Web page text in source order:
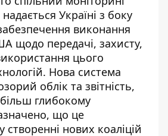
Україні з боку
виконання
щодо передачі, захисту,
цього
Нова система
облік та звітність,
глибокому
що це
нових коаліцій